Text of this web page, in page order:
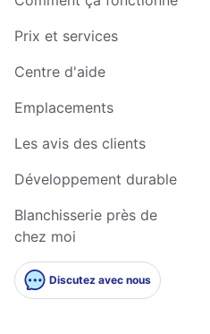
Prix et services
Centre d'aide
Emplacements
Les avis des clients
Développement durable
Blanchisserie près de
chez moi
Discutez avec nous